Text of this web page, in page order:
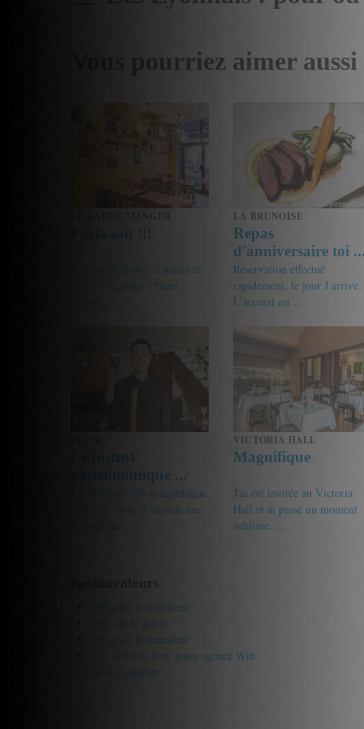
Vous pourriez aimer aussi
Parfaaait !!!
J'y suis allée avec 2 amies et
on s'est régalées ! Nous
LA BRUNOISE
Repas
d'anniversaire toi ...
Réservation effectué
rapidement, le jour J arrive.
L’accueil est ...
gastronomique ...
Un déjeuner très sympathique
avec une amie et surtout une
VICTORIA HALL
Magnifique
J'ai été invitée au Victoria
Hall et ai passé un moment
sublime. ...
Espace restaurateur
Être sur le guide
Espace restaurateur
Nos services avec notre agence Win
Nous contacter